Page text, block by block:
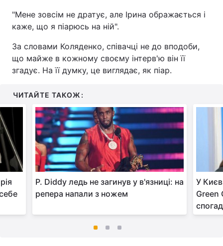
"Мене зовсім не дратує, але Ірина ображається і
каже, що я піарюсь на ній".
За словами Коляденко, співачці не до вподоби,
що майже в кожному своєму інтерв'ю він її
згадує. На її думку, це виглядає, як піар.
ЧИТАЙТЕ ТАКОЖ:
P. Diddy ледь не загинув у в'язниці: на
репера напали з ножем
У
Green